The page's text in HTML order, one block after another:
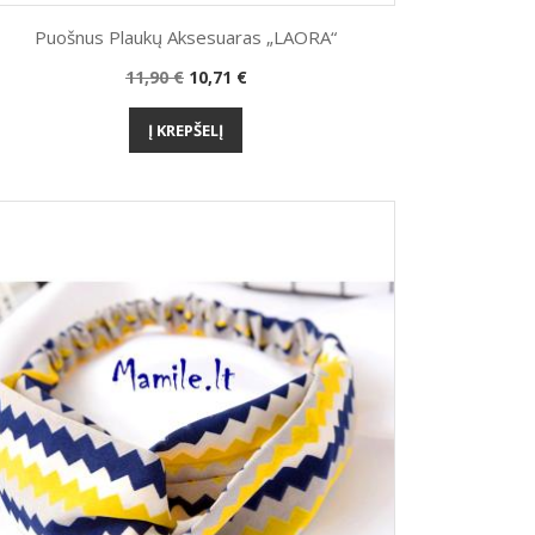
Greita peržiūra
Puošnus Plaukų Aksesuaras „LAORA“
Bazinė
11,90 € Kaina
10,71 €
Į KREPŠELĮ